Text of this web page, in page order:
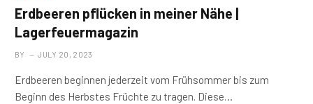
Erdbeeren pflücken in meiner Nähe |
Lagerfeuermagazin
BY JULY 20, 2023
Erdbeeren beginnen jederzeit vom Frühsommer bis zum
Beginn des Herbstes Früchte zu tragen. Diese…